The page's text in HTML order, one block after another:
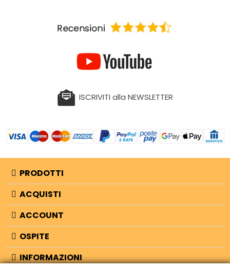
ISCRIVITI alla NEWSLETTER
PRODOTTI
ACQUISTI
ACCOUNT
OSPITE
INFORMAZIONI